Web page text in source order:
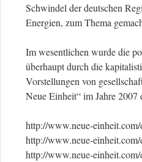
Schwindel der deutschen
Energien, zum Thema
Im wesentlichen wurde die
überhaupt durch die
Vorstellungen von
Neue Einheit“ im Jahre 2007
http://www.neue-
http://www.neue-
http://www.neue-